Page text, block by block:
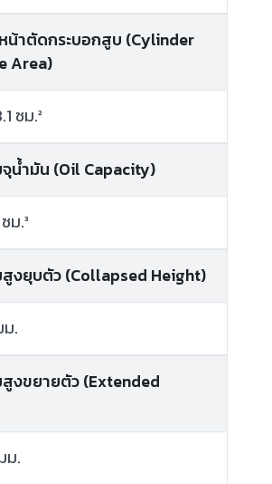
น้าตัดกระบอกสูบ (Cylinder
Area)
ซม.²
น้ำมัน (Oil Capacity)
ม.³
งยุบตัว (Collapsed Height)
ม.
งขยายตัว (Extended
ม.